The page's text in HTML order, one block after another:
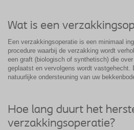
Wat is een
Een verzakkingsoperatie is een minimaal
procedure waarbij de verzakking wordt
een graft (biologisch of synthetisch) die
geplaatst en vervolgens wordt vastgehecht.
natuurlijke ondersteuning van uw
Hoe lang duurt het
verzakkingsoperatie?